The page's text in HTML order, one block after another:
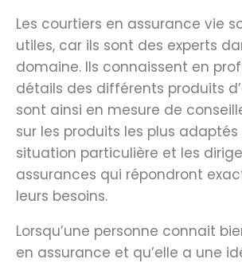
Les courtiers en assurance vie
utiles, car ils sont des experts
domaine. Ils connaissent en
détails des différents produits
sont ainsi en mesure de
sur les produits les plus
situation particulière et les
assurances qui répondront
leurs besoins.
Lorsqu’une personne connait
en assurance et qu’elle a une